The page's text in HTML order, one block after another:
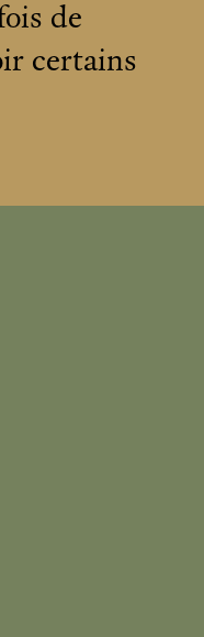
de
certains